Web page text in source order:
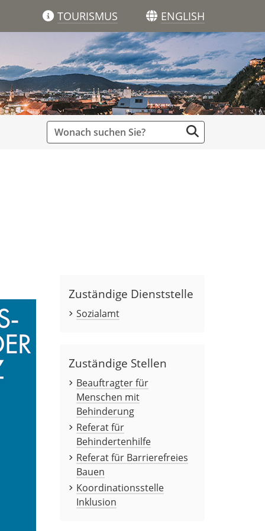
TOURISMUS ENGLISH
Zuständige Dienststelle
Sozialamt
Zuständige Stellen
Beauftragter für
Menschen mit
Behinderung
Referat für
Behindertenhilfe
Referat für Barrierefreies
Bauen
Koordinationsstelle
Inklusion